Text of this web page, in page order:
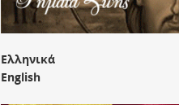
Ελληνικά
English